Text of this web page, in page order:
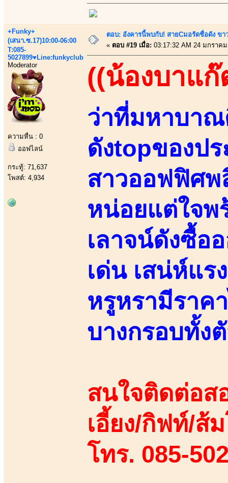
+Funky+
(เสนา.ซ.17)10:00-06:00
T:085-
5027899♥Line:funkyclub
Moderator
ความหื่น : 0
ออฟไลน์
กระทู้: 71,637
โพสต์: 4,934
ตอบ: อังคารนี้พบกับ! สายCมอรัดชื่อดัง ขา
« ตอบ #19 เมื่อ: 03:17:32 AM 24 มกราค
((น้องบาแก๊
ว่าที่มหาบา
ดังtopของป
สาวออฟฟิศพ
หน่อยแต่ใจพ
เลาจน์ดังซื้อ
เด่น เสน่ห์แ
หรูหรามีราค
บางกรอบทั้ง
สนใจติดต่อส
เอี้ยง/กิฟท์/ส้
โทร. 085-